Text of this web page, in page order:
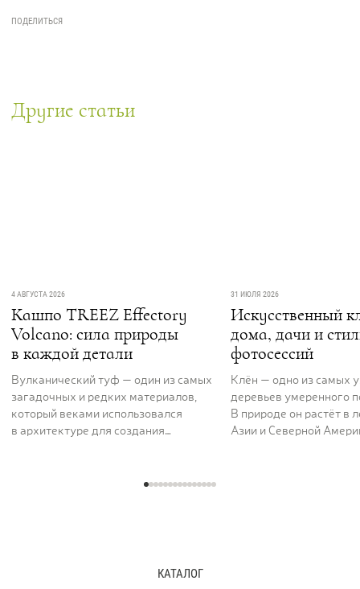
Другие статьи
4 АВГУСТА 2026
Кашпо TREEZ Effectory
Volcano: сила природы
в каждой детали
Вулканический туф — один из самых
загадочных и редких материалов,
который веками использовался
в архитектуре для создания
фактурная поверхность как будто
туфа, превращая любую композицию
31 ИЮЛЯ 2026
Искусственный
дома, дачи и
фотосессий
Клён — одно из самых
деревьев умеренного
В природе он растёт в
Азии и Северной
КАТАЛОГ